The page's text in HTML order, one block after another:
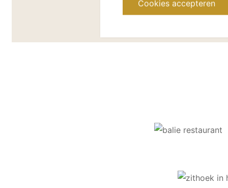
Cookies accepteren